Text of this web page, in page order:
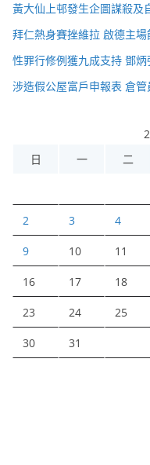
黃大仙上邨發生企圖謀殺及
拜仁熱身賽挫維拉 啟德主
性罪行修例獲九成支持 鄧
涉造假公屋富戶申報表 倉
日
一 二
2 3 4
9 10 11
16 17 18
23 24 25
30 31